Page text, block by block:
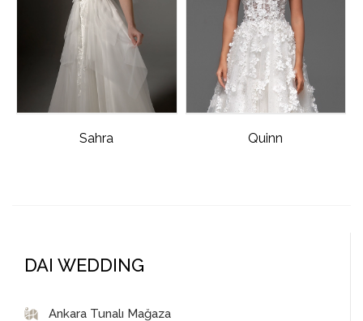
Sahra Quinn
DAI WEDDING
Ankara Tunalı Mağaza